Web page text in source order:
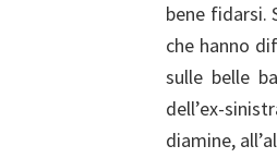
bene fidarsi.
che hanno
sulle belle
dell’ex-
diamine,